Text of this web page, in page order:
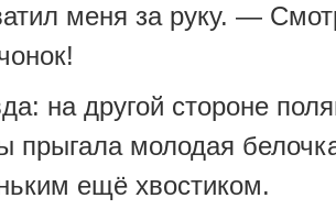
меня за руку. —
на другой стороне
прыгала молодая
ещё хвостиком.